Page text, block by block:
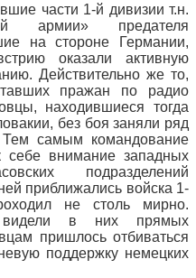
части 1-й дивизии т.н.
армии» предателя
на стороне Германии,
оказали активную
Действительно же то,
пражан по радио
находившиеся тогда
без боя заняли ряд
Тем самым командование
себе внимание западных
подразделений
приближались войска 1-
не столь мирно.
видели в них прямых
пришлось отбиваться
поддержку немецких